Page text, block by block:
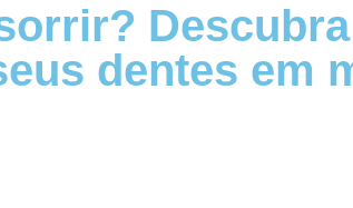
dentes em